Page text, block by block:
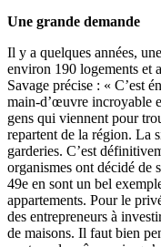
Une grande demande
Il y a quelques années,
environ 190 logements et
Savage précise : « C’est
main-d’œuvre incroyable
gens qui viennent pour
repartent de la région. La
garderies. C’est
organismes ont décidé de
49e en sont un bel
appartements. Pour le
des entrepreneurs à
de maisons. Il faut bien